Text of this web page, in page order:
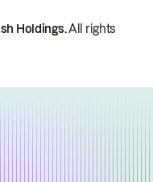
Holdings.All rights